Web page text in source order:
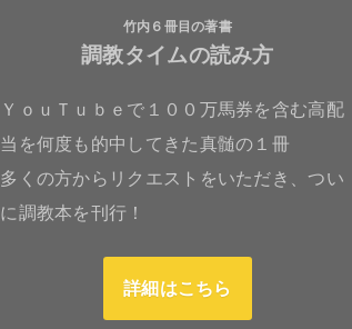
竹内６冊目の著書
調教タイムの読み方
ＹｏｕＴｕｂｅで１００万馬券を含む高配
当を何度も的中してきた真髄の１冊
多くの方からリクエストをいただき、つい
に調教本を刊行！
詳細はこちら